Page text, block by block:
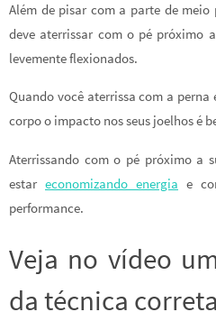
Além de pisar com a parte de
deve aterrissar com o pé próximo
levemente flexionados.
Quando você aterrissa com a
corpo o impacto nos seus joelhos é
Aterrissando com o pé próximo a
estar economizando energia e
performance.
Veja no vídeo
da técnica